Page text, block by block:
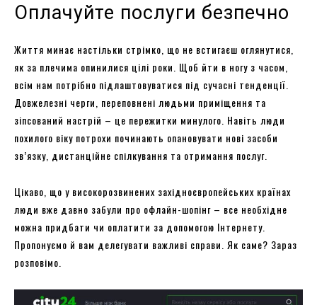
Оплачуйте послуги безпечно
Життя минає настільки стрімко, що не встигаєш оглянутися,
як за плечима опинилися цілі роки. Щоб йти в ногу з часом,
всім нам потрібно підлаштовуватися під сучасні тенденції.
Довжелезні черги, переповнені людьми приміщення та
зіпсований настрій – це пережитки минулого. Навіть люди
похилого віку потрохи починають опановувати нові засоби
зв’язку, дистанційне спілкування та отримання послуг.
Цікаво, що у високорозвинених західноєвропейських країнах
люди вже давно забули про офлайн-шопінг – все необхідне
можна придбати чи оплатити за допомогою Інтернету.
Пропонуємо й вам делегувати важливі справи. Як саме? Зараз
розповімо.